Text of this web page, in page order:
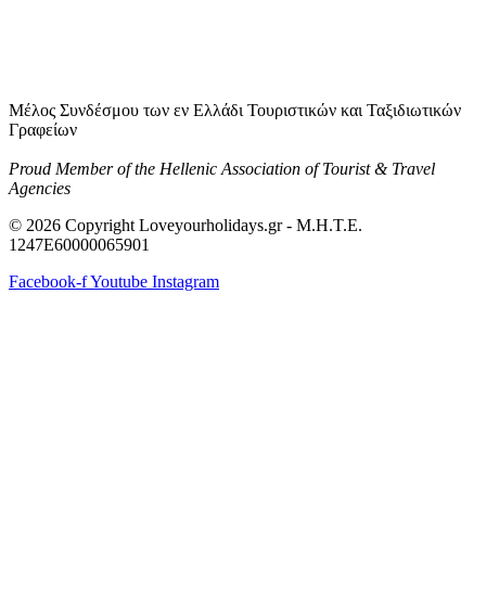
Μέλος Συνδέσμου των εν Ελλάδι Τουριστικών και Ταξιδιωτικών
Γραφείων
Proud Member of the Hellenic Association of Tourist & Travel
Agencies
© 2026 Copyright Loveyourholidays.gr - M.H.T.E.
1247Ε60000065901
Facebook-fYoutube Instagram